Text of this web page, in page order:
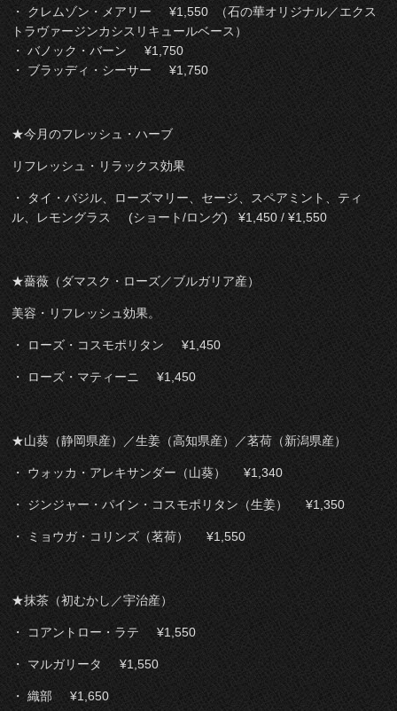
・ クレムゾン・メアリー ¥1,550 （石の華オリジナル／エクス
トラヴァージンカシスリキュールベース）
・ バノック・バーン ¥1,750
・ ブラッディ・シーサー ¥1,750
★今月のフレッシュ・ハーブ
リフレッシュ・リラックス効果
・ タイ・バジル、ローズマリー、セージ、スペアミント、ティ
ル、レモングラス (ショート/ロング) ¥1,450 / ¥1,550
★薔薇（ダマスク・ローズ／ブルガリア産）
美容・リフレッシュ効果。
・ ローズ・コスモポリタン ¥1,450
・ ローズ・マティーニ ¥1,450
★山葵（静岡県産）／生姜（高知県産）／茗荷（新潟県産）
・ ウォッカ・アレキサンダー（山葵） ¥1,340
・ ジンジャー・パイン・コスモポリタン（生姜） ¥1,350
・ ミョウガ・コリンズ（茗荷） ¥1,550
★抹茶（初むかし／宇治産）
・ コアントロー・ラテ ¥1,550
・ マルガリータ ¥1,550
・ 織部 ¥1,650